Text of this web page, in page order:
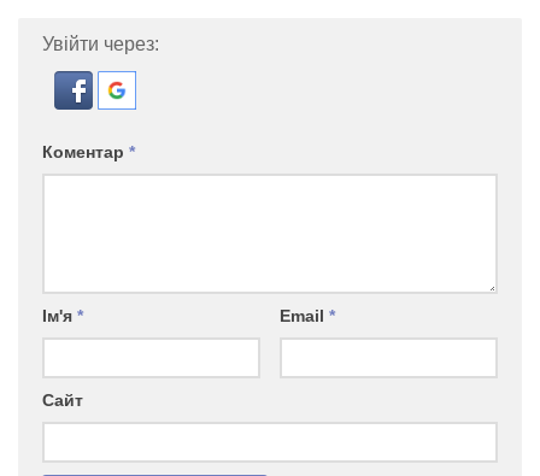
Увійти через:
Коментар *
Ім'я * Email *
Сайт